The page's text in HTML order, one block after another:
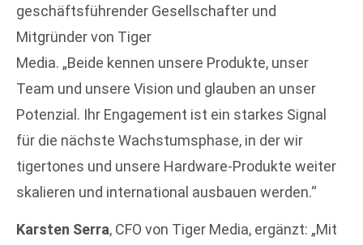
geschäftsführender Gesellschafter und
Mitgründer von Tiger
Media. „Beide kennen unsere Produkte, unser
Team und unsere Vision und glauben an unser
Potenzial. Ihr Engagement ist ein starkes Signal
für die nächste Wachstumsphase, in der wir
tigertones und unsere Hardware-Produkte weiter
skalieren und international ausbauen werden.“
Karsten Serra, CFO von Tiger Media, ergänzt: „Mit